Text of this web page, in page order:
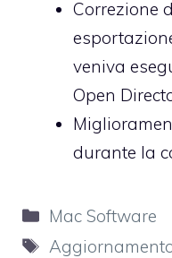
Correzione
veniva
Open
durante la
Categorie
Mac Software
Tag